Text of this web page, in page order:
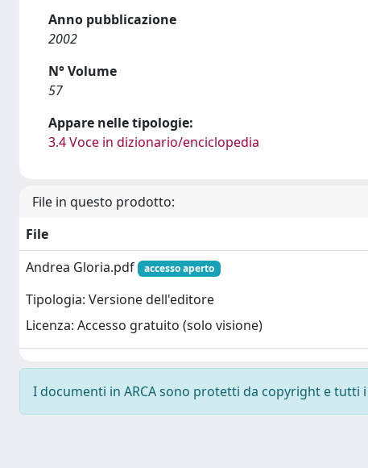
Anno pubblicazione
2002
N° Volume
57
Appare nelle tipologie:
3.4 Voce in dizionario/enciclopedia
File in questo prodotto:
File
Andrea Gloria.pdf
accesso aperto
Tipologia: Versione dell'editore
Licenza: Accesso gratuito (solo visione)
I documenti in ARCA sono protetti da copyright e